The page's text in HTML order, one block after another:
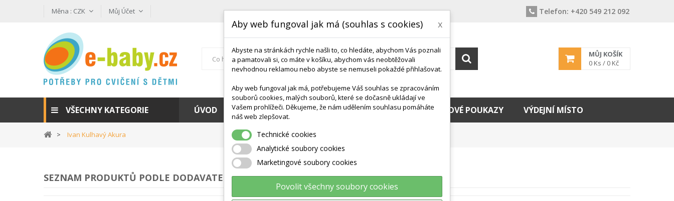
Měna : CZK Můj Účet Telefon: +420 549 212 092
MŮJ KOŠÍK
0 Ks / 0 Kč
VŠECHNY KATEGORIE ÚVOD KONTAKT DODÁNÍ A TERMÍNY CZ & SK DÁRKOVÉ POUKAZY VÝDEJNÍ MÍSTO
Ivan Kulhavý Akura
SEZNAM PRODUKTŮ PODLE DODAVATELŮ: IVAN KULHAVÝ AKURA
Aby web fungoval jak má (souhlas s cookies) x
Abyste na stránkách rychle našli to, co hledáte, abychom Vás poznali
a pamatovali si, co máte v košíku, abychom vás neobtěžovali
nevhodnou reklamou nebo abyste se nemuseli pokaždé přihlašovat.
Aby web fungoval jak má, potřebujeme Váš souhlas se zpracováním
souborů cookies, malých souborů, které se dočasně ukládají ve
Vašem prohlížeči. Děkujeme, že nám udělením souhlasu pomáháte
náš web zlepšovat.
Technické cookies
Analytické soubory cookies
Marketingové soubory cookies
Povolit všechny soubory cookies